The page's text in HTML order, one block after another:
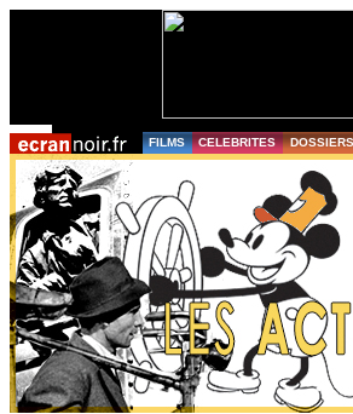
FILMS CELEBRITES